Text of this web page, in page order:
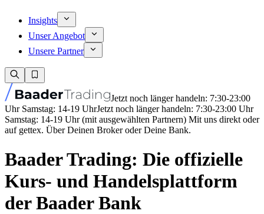
Insights
Unser Angebot
Unsere Partner
Jetzt noch länger handeln: 7:30-23:00
Uhr Samstag: 14-19 UhrJetzt noch länger handeln: 7:30-23:00 Uhr
Samstag: 14-19 Uhr (mit ausgewählten Partnern) Mit uns direkt oder
auf gettex. Über Deinen Broker oder Deine Bank.
Baader Trading: Die offizielle
Kurs- und Handelsplattform
der Baader Bank